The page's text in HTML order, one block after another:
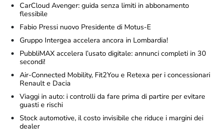
CarCloud Avenger: guida senza limiti in abbonamento
flessibile
Fabio Pressi nuovo Presidente di Motus-E
Gruppo Intergea accelera ancora in Lombardia!
PubbliMAX accelera l’usato digitale: annunci completi in 30
secondi!
Air-Connected Mobility, Fit2You e Retexa per i concessionari
Renault e Dacia
Viaggi in auto: i controlli da fare prima di partire per evitare
guasti e rischi
Stock automotive, il costo invisibile che riduce i margini dei
dealer